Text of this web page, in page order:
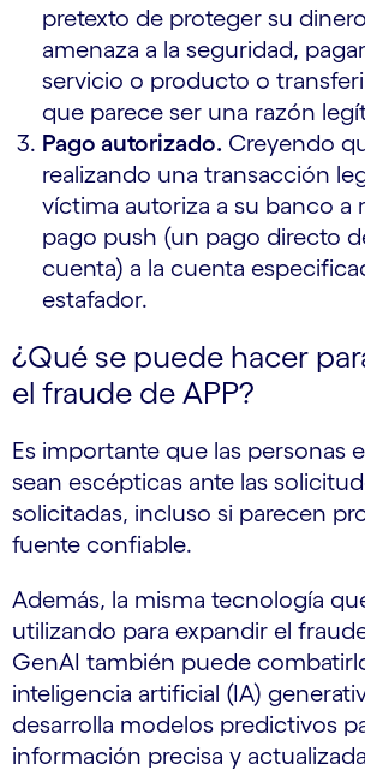
pretexto de proteger su
amenaza a la seguridad,
servicio o producto o
que parece ser una razón
Pago autorizado. Creyendo
realizando una transacción
víctima autoriza a su banco a
pago push (un pago directo
cuenta) a la cuenta
estafador.
¿Qué se puede hacer
el fraude de APP?
Es importante que las personas
sean escépticas ante las
solicitadas, incluso si parecen
fuente confiable.
Además, la misma tecnología
utilizando para expandir el
GenAI también puede
inteligencia artificial (IA)
desarrolla modelos predictivos
información precisa y